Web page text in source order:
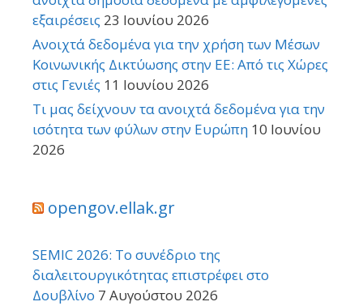
εξαιρέσεις 23 Ιουνίου 2026
Ανοιχτά δεδομένα για την χρήση των Μέσων
Κοινωνικής Δικτύωσης στην ΕΕ: Από τις Χώρες
στις Γενιές 11 Ιουνίου 2026
Τι μας δείχνουν τα ανοιχτά δεδομένα για την
ισότητα των φύλων στην Ευρώπη 10 Ιουνίου
2026
opengov.ellak.gr
SEMIC 2026: Το συνέδριο της
διαλειτουργικότητας επιστρέφει στο
Δουβλίνο 7 Αυγούστου 2026